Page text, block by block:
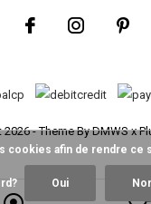
2026- Theme ByDMWSx
cookies afin de rendre ce
Oui